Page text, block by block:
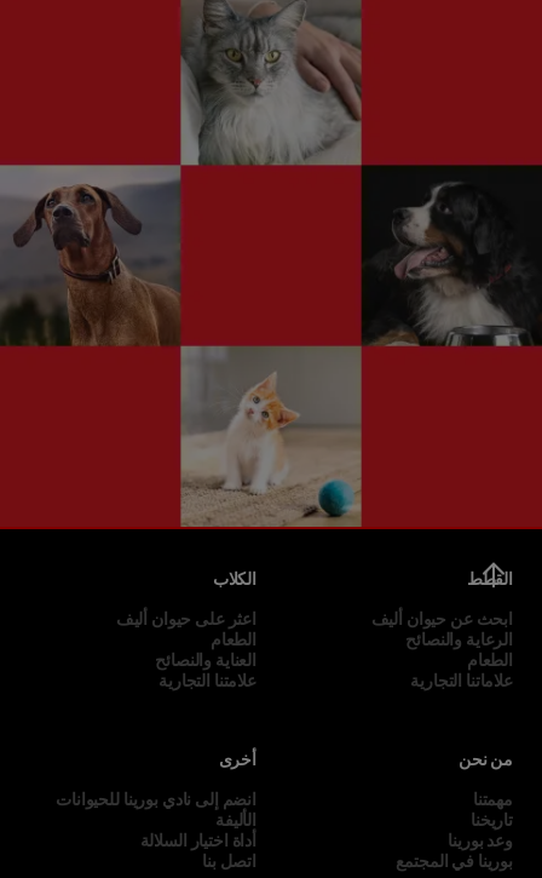
القطط
ابحث عن حيوان أليف
الرعاية والنصائح
الطعام
علاماتنا التجارية
الكلاب
اعثر على حيوان أليف
الطعام
العناية والنصائح
علامتنا التجارية
من نحن
مهمتنا
تاريخنا
وعد بورينا
بورينا في المجتمع
أخرى
انضم إلى نادي بورينا للحيوانات
الأليفة
أداة اختيار السلالة
اتصل بنا